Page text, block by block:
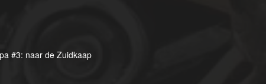
#3: naar de Zuidkaap